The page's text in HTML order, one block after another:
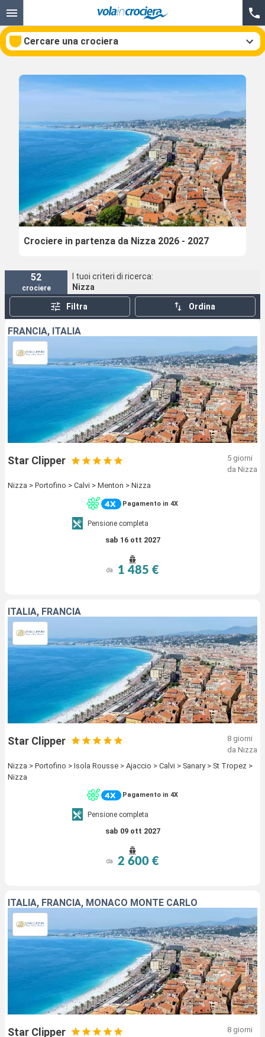
Cercare una crociera
Mesi di partenza
Porti Compagnie
Ricerca
Crociere in partenza da Nizza 2026 - 2027
52
crociere
I tuoi criteri di ricerca:
Nizza
Filtra Ordina
FRANCIA, ITALIA
Star Clipper
5 giorni
da Nizza
Nizza > Portofino > Calvi > Menton > Nizza
Pagamento in 4X
Pensione completa
sab 16 ott 2027
da 1 485 €
ITALIA, FRANCIA
Star Clipper
8 giorni
da Nizza
Nizza > Portofino > Isola Rousse > Ajaccio > Calvi > Sanary > St Tropez >
Nizza
Pagamento in 4X
Pensione completa
sab 09 ott 2027
da 2 600 €
ITALIA, FRANCIA, MONACO MONTE CARLO
Star Clipper
8 giorni